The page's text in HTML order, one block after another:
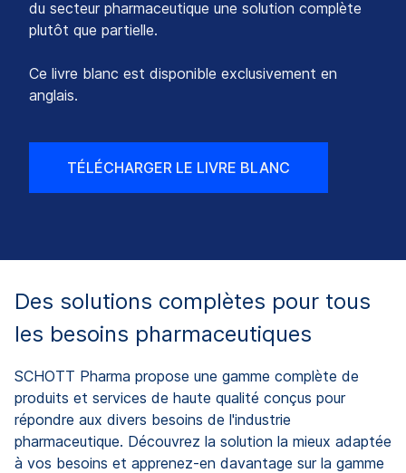
du secteur pharmaceutique une solution complète
plutôt que partielle.
Ce livre blanc est disponible exclusivement en
anglais.
TÉLÉCHARGER LE LIVRE BLANC
Des solutions complètes pour tous
les besoins pharmaceutiques
SCHOTT Pharma propose une gamme complète de
produits et services de haute qualité conçus pour
répondre aux divers besoins de l'industrie
pharmaceutique. Découvrez la solution la mieux adaptée
à vos besoins et apprenez-en davantage sur la gamme